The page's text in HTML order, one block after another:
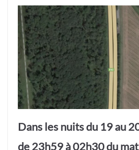
Dans les nuits du 19 au
de 23h59 à 02h30 du